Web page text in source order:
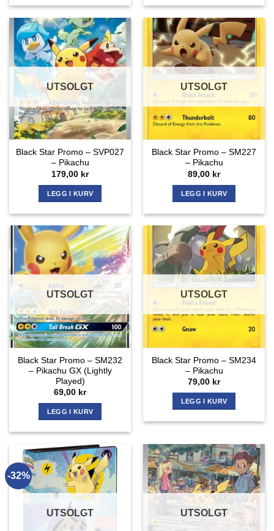
UTSOLGT
Black Star Promo – SVP027
– Pikachu
179,00 kr
LEGG I KURV
UTSOLGT
Black Star Promo – SM227
– Pikachu
89,00 kr
LEGG I KURV
UTSOLGT
Black Star Promo – SM232
– Pikachu GX (Lightly
Played)
69,00 kr
LEGG I KURV
UTSOLGT
Black Star Promo – SM234
– Pikachu
79,00 kr
LEGG I KURV
-32%
UTSOLGT UTSOLGT